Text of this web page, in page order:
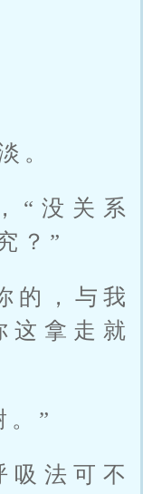
。
“没关系
？”
的，与我
这拿走就
。”
吸法可不